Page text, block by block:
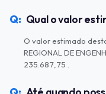
Qual o valor
O valor estimado
REGIONAL DE
235.687,75 .